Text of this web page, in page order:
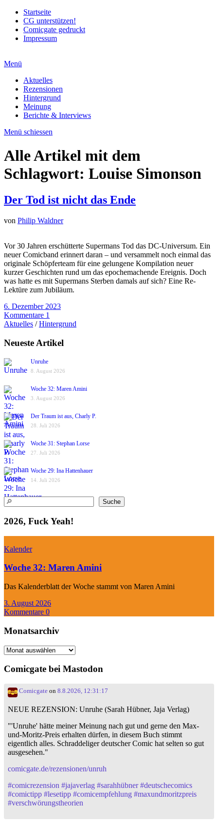
Startseite
CG unterstützen!
Comicgate gedruckt
Impressum
Menü
Aktuelles
Rezensionen
Hintergrund
Meinung
Berichte & Interviews
Menü schiessen
Alle Artikel mit dem
Schlagwort: Louise Simonson
Der Tod ist nicht das Ende
von Philip Waldner
Vor 30 Jahren erschütterte Supermans Tod das DC-Universum. Ein
neuer Comicband erinnert daran – und versammelt noch einmal das
originale Schöpferteam für eine gelungene Kompilation neuer
kurzer Geschichten rund um das epochemachende Ereignis. Doch
was hatte es mit Supermans Sterben damals auf sich? Eine Re-
Lektüre zum Jubiläum.
6. Dezember 2023
Kommentare 1
Aktuelles /Hintergrund
Neueste Artikel
Unruhe
8. August 2026
Woche 32: Maren Amini
3. August 2026
Der Traum ist aus, Charly P.
28. Juli 2026
Woche 31: Stephan Lorse
27. Juli 2026
Woche 29: Ina Hattenhauer
14. Juli 2026
Suchen Suche
2026, Fuck Yeah!
Kalender
Woche 32: Maren Amini
Das Kalenderblatt der Woche stammt von Maren Amini
3. August 2026
Kommentare 0
Monatsarchiv
Monatsarchiv
Comicgate bei Mastodon
Comicgate on 8.8.2026, 12:31:17
NEUE REZENSION: Unruhe (Sarah Hübner, Jaja Verlag)
"'Unruhe' hätte meiner Meinung nach gut und gerne den Max-
und-Moritz-Preis erhalten dürfen, in diesem Buch stimmt
eigentlich alles. Schraddeliger deutscher Comic hat selten so gut
ausgesehen."
comicgate.de/rezensionen/unruh
#comicrezension #jajaverlag #sarahhübner #deutschecomics
#comictipp #lesetipp #comicempfehlung #maxundmoritzpreis
#verschwörungstheorien